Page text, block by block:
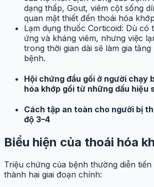
dạng thấp, Gout, viêm cột sống
quan mật thiết đến thoái hóa
Lạm dụng thuốc Corticoid: Dù có
ứng và kháng viêm, nhưng việc
trong thời gian dài sẽ làm gia
bệnh.
Hội chứng đầu gối ở người chạy
hóa khớp gối từ những dấu hiệu
Cách tập an toàn cho người bị
độ 3–4
Biểu hiện của thoái hóa
Triệu chứng của bệnh thường diễn
thành hai giai đoạn chính: